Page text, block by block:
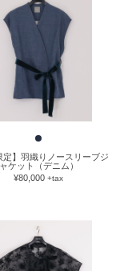
定】羽織りノースリーブジ
ャケット（デニム）
¥80,000 +tax